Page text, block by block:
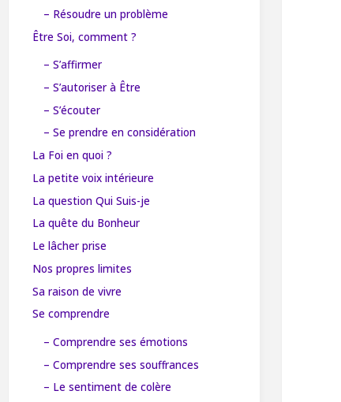
– Résoudre un problème
Être Soi, comment ?
– S’affirmer
– S’autoriser à Être
– S’écouter
– Se prendre en considération
La Foi en quoi ?
La petite voix intérieure
La question Qui Suis-je
La quête du Bonheur
Le lâcher prise
Nos propres limites
Sa raison de vivre
Se comprendre
– Comprendre ses émotions
– Comprendre ses souffrances
– Le sentiment de colère